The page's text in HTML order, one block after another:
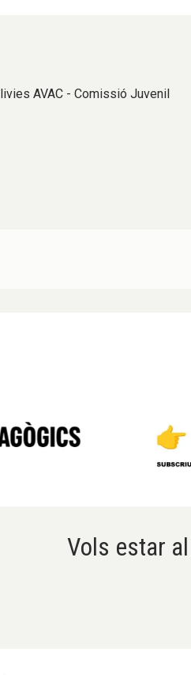
AVAC - Comissió Juvenil
Vols estar